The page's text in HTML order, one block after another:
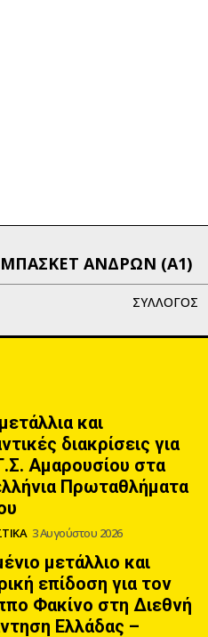
ΜΠΑΣΚΕΤ ΑΝΔΡΩΝ (Α1)
ΣΥΛΛΟΓΟΣ
και
διακρίσεις για
Αμαρουσίου στα
Πρωταθλήματα
3 Αυγούστου 2026
μετάλλιο και
επίδοση για τον
Φακίνο στη Διεθνή
Ελλάδας –